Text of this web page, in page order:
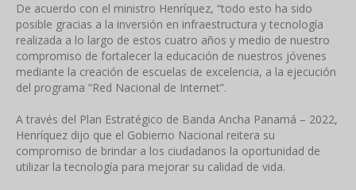
De acuerdo con el ministro Henríquez, “todo esto ha sido
posible gracias a la inversión en infraestructura y tecnología
realizada a lo largo de estos cuatro años y medio de nuestro
compromiso de fortalecer la educación de nuestros jóvenes
mediante la creación de escuelas de excelencia, a la ejecución
del programa “Red Nacional de Internet”.
A través del Plan Estratégico de Banda Ancha Panamá – 2022,
Henríquez dijo que el Gobierno Nacional reitera su
compromiso de brindar a los ciudadanos la oportunidad de
utilizar la tecnología para mejorar su calidad de vida.